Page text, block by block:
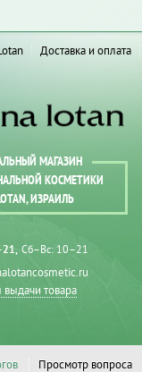
Доставка и оплата
МАГАЗИН
КОСМЕТИКИ
ИЗРАИЛЬ
Сб–Вс: 10–21
выдачи товара
Просмотр вопроса